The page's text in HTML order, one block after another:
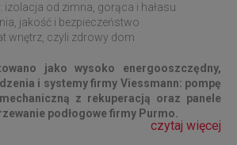
od zimna, gorąca i hałasu
jakość i bezpieczeństwo
wnętrz, czyli zdrowy dom
jako wysoko energooszczędny,
i systemy firmy Viessmann: pompę
z rekuperacją oraz panele
podłogowe firmy Purmo.
czytaj więcej